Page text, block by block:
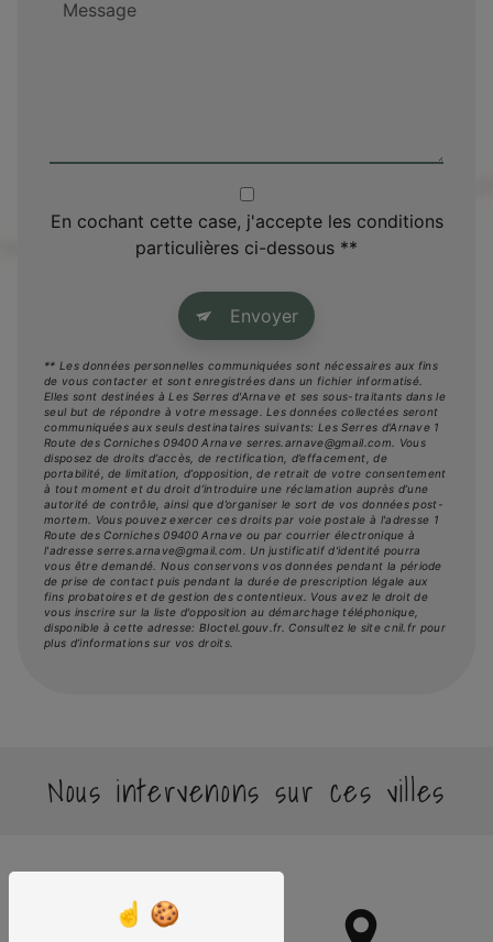
En cochant cette case, j'accepte les conditions
particulières ci-dessous **
Envoyer
** Les données personnelles communiquées sont nécessaires aux fins
de vous contacter et sont enregistrées dans un fichier informatisé.
Elles sont destinées à Les Serres d'Arnave et ses sous-traitants dans le
seul but de répondre à votre message. Les données collectées seront
communiquées aux seuls destinataires suivants: Les Serres d'Arnave 1
Route des Corniches 09400 Arnave serres.arnave@gmail.com. Vous
disposez de droits d’accès, de rectification, d’effacement, de
portabilité, de limitation, d’opposition, de retrait de votre consentement
à tout moment et du droit d’introduire une réclamation auprès d’une
autorité de contrôle, ainsi que d’organiser le sort de vos données post-
mortem. Vous pouvez exercer ces droits par voie postale à l'adresse 1
Route des Corniches 09400 Arnave ou par courrier électronique à
l'adresse serres.arnave@gmail.com. Un justificatif d'identité pourra
vous être demandé. Nous conservons vos données pendant la période
de prise de contact puis pendant la durée de prescription légale aux
fins probatoires et de gestion des contentieux. Vous avez le droit de
vous inscrire sur la liste d'opposition au démarchage téléphonique,
disponible à cette adresse: Bloctel.gouv.fr. Consultez le site cnil.fr pour
plus d’informations sur vos droits.
Nous intervenons sur ces villes